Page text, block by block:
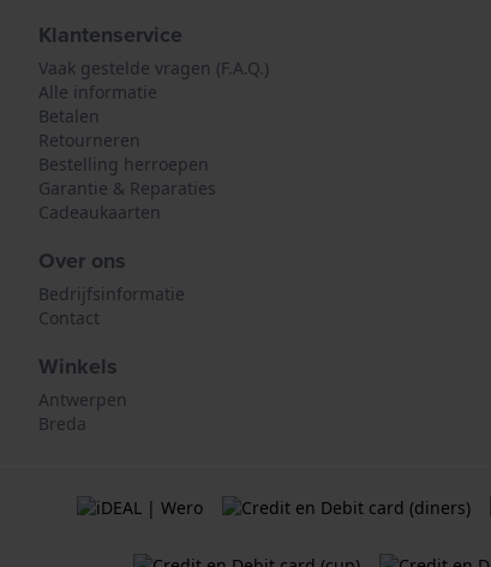
Klantenservice
Vaak gestelde vragen (F.A.Q.)
Alle informatie
Betalen
Retourneren
Bestelling herroepen
Garantie & Reparaties
Cadeaukaarten
Over ons
Bedrijfsinformatie
Contact
Winkels
Antwerpen
Breda